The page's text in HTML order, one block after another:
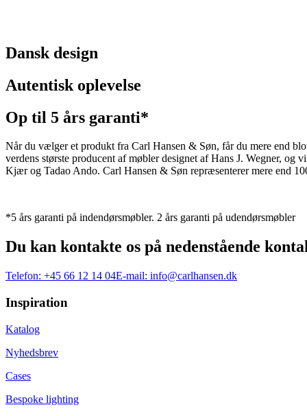
Dansk design
Autentisk oplevelse
Op til 5 års garanti*
Når du vælger et produkt fra Carl Hansen & Søn, får du mere end
verdens største producent af møbler designet af Hans J. Wegner,
Kjær og Tadao Ando. Carl Hansen & Søn repræsenterer mere end
*5 års garanti på indendørsmøbler. 2 års garanti på udendørsmøbler
Du kan kontakte os på nedenstående
Telefon: +45 66 12 14 04E-mail: info@carlhansen.dk
Inspiration
Katalog
Nyhedsbrev
Cases
Bespoke lighting